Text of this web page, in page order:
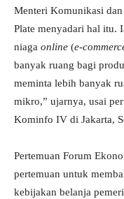
Menteri Komunikasi
Plate menyadari hal itu.
niaga online (e-
banyak ruang bagi
meminta lebih banyak
mikro,” ujarnya, usai
Kominfo IV di Jakarta,
Pertemuan Forum
pertemuan untuk
kebijakan belanja